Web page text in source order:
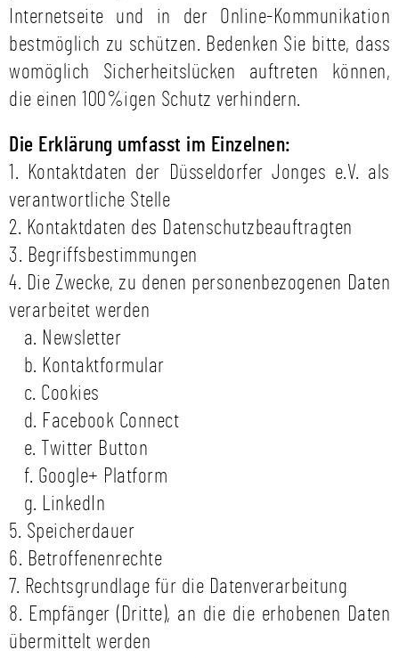
Internetseite und in der Online-Kommunikation
bestmöglich zu schützen. Bedenken Sie bitte, dass
womöglich Sicherheitslücken auftreten können,
die einen 100%igen Schutz verhindern.
Die Erklärung umfasst im Einzelnen:
1. Kontaktdaten der Düsseldorfer Jonges e.V. als
verantwortliche Stelle
2. Kontaktdaten des Datenschutzbeauftragten
3. Begriffsbestimmungen
4. Die Zwecke, zu denen personenbezogenen Daten
verarbeitet werden
a. Newsletter
b. Kontaktformular
c. Cookies
d. Facebook Connect
e. Twitter Button
f. Google+ Platform
g. LinkedIn
5. Speicherdauer
6. Betroffenenrechte
7. Rechtsgrundlage für die Datenverarbeitung
8. Empfänger (Dritte), an die die erhobenen Daten
übermittelt werden